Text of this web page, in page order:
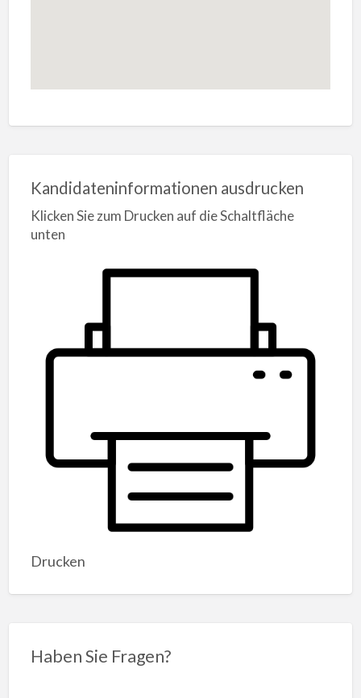
Kandidateninformationen ausdrucken
Klicken Sie zum Drucken auf die Schaltfläche
unten
Drucken
Haben Sie Fragen?